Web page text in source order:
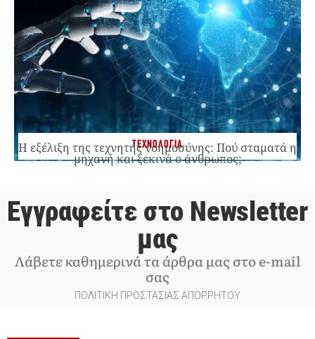
ΤΕΧΝΟΛΟΓΙΑ
Η εξέλιξη της τεχνητής νοημοσύνης: Πού σταματά η
μηχανή και ξεκινά ο άνθρωπος;
Εγγραφείτε στο Newsletter
μας
Λάβετε καθημερινά τα άρθρα μας στο e-mail
σας
ΠΟΛΙΤΙΚΗ ΠΡΟΣΤΑΣΙΑΣ ΑΠΟΡΡΗΤΟΥ